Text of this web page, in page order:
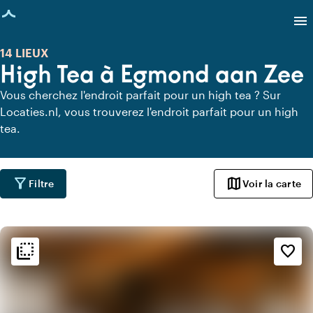
chargée
menu
High Tea à Egmond aan Zee
14 LIEUX
Vous cherchez l'endroit parfait pour un high tea ? Sur
Locaties.nl, vous trouverez l'endroit parfait pour un high
tea.
filter_alt Filtre mapVoir la carte
flip_to_back favorite_border
flip_to_back Ambiance
info
Rustique
info